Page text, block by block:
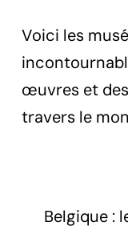
Voici les
œuvres et
travers le
Belgique :